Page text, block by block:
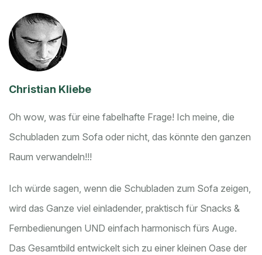
Christian Kliebe
Oh wow, was für eine fabelhafte Frage! Ich meine, die
Schubladen zum Sofa oder nicht, das könnte den ganzen
Raum verwandeln!!!
Ich würde sagen, wenn die Schubladen zum Sofa zeigen,
wird das Ganze viel einladender, praktisch für Snacks &
Fernbedienungen UND einfach harmonisch fürs Auge.
Das Gesamtbild entwickelt sich zu einer kleinen Oase der